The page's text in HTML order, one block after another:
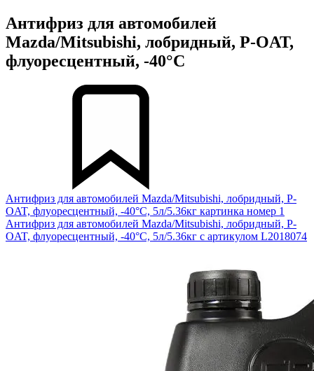
Антифриз для автомобилей
Mazda/Mitsubishi, лобридный, P-OAT,
флуоресцентный, -40°С
Антифриз для автомобилей Mazda/Mitsubishi, лобридный, P-
OAT, флуоресцентный, -40°С, 5л/5.36кг картинка номер 1
Антифриз для автомобилей Mazda/Mitsubishi, лобридный, P-
OAT, флуоресцентный, -40°С, 5л/5.36кг с артикулом L2018074